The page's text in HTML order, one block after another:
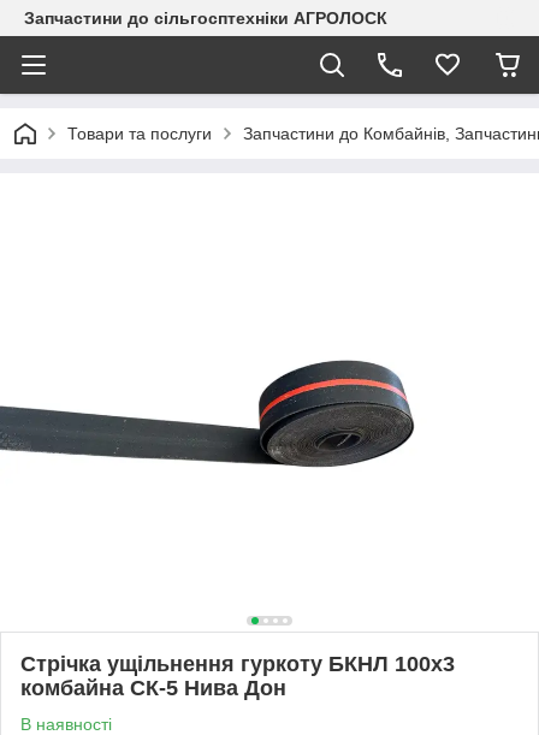
Запчастини до сільгосптехніки АГРОЛОСК
Товари та послуги Запчастини до Комбайнів,
Стрічка ущільнення гуркоту БКНЛ 100х3
комбайна СК-5 Нива Дон
В наявності